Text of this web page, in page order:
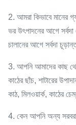
2. আমরা কিভাবে মানের
ভর উৎপাদনের আগে
চালানের আগে সর্বদা
3. আপনি আমাদের কাছ
কাঠের ছাঁচ, শাটারের
কাঠ, মিলওয়ার্ক, কাঠের
4. কেন আপনি অন্য